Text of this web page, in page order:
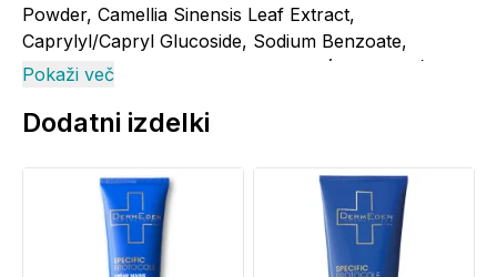
Powder, Camellia Sinensis Leaf Extract,
Caprylyl/Capryl Glucoside, Sodium Benzoate,
Caprylyl Glycol, Citric Acid, Parfum (Fragrance),
Pogosta vprašanja in odgovori (FAQ):
Za kakšen tip kože je primeren
DermEden HA-like Micelarni tonik?
Pokaži več
Dodatni izdelki